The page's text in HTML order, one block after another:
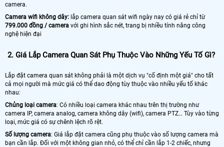
camera.
Camera wifi không dây: lắp camera quan sát wifi ngày nay có giá rẻ chỉ từ
799.000 đồng / camera với ghi hình sắc nét, trang bị nhiều tính năng công
nghệ hiện đại
2. Giá Lắp Camera Quan Sát Phụ Thuộc Vào Những Yếu Tố Gì?
Lắp đặt camera quan sát không phải là một dịch vụ "cố định một giá" cho tất
cả mọi người mà mức giá có thể dao động tùy thuộc vào nhiều yếu tố khác
nhau:
Chủng loại camera: Có nhiều loại camera khác nhau trên thị trường như
camera IP, camera analog, camera không dây (wifi), camera PTZ… Tùy vào từng
loại, mức giá có sự chênh lệch rõ rệt.
Số lượng camera: Giá lắp đặt camera cũng phụ thuộc vào số lượng camera mà
bạn cần lắp. Đối với một không gian nhỏ, có thể chỉ cần lắp 1-2 chiếc, nhưng